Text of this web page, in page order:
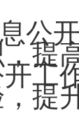
公
提
工
提